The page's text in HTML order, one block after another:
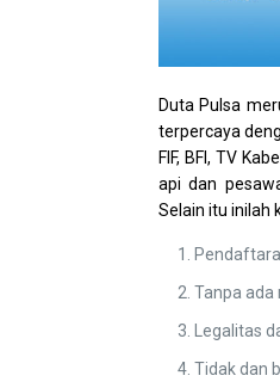
Duta Pulsa
terpercaya
FIF, BFI, TV
api dan
Selain itu inilah
Tanpa ada
Legalitas
Tidak dan